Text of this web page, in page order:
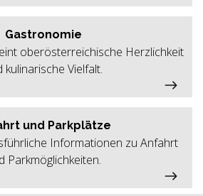
Gastronomie
oberösterreichische Herzlichkeit
kulinarische Vielfalt.
und Parkplätze
Informationen zu Anfahrt
Parkmöglichkeiten.